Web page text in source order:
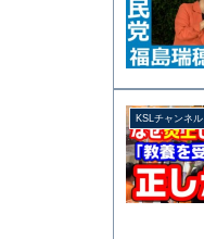
KSLチャンネル